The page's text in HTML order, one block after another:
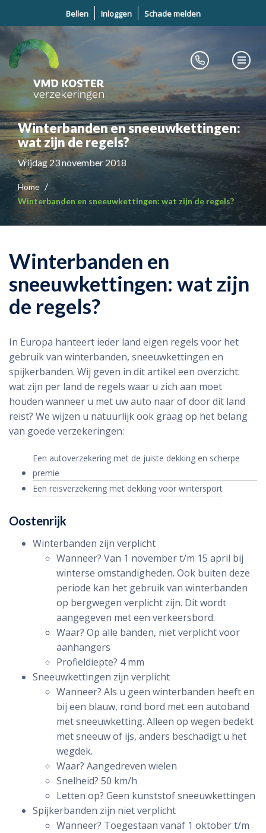
Bellen Inloggen Schade melden
Winterbanden en sneeuwkettingen:
wat zijn de regels?
Vrijdag 23 november 2018
Home
Winterbanden en sneeuwkettingen: wat zijn de regels?
Winterbanden en
sneeuwkettingen: wat zijn
de regels?
In Europa hanteert ieder land eigen regels voor het
gebruik van winterbanden, sneeuwkettingen en
spijkerbanden. Wij geven in dit artikel een overzicht:
wat zijn per land de regels waar u zich aan moet
houden wanneer u met uw auto naar of door dit land
reist? We wijzen u natuurlijk ook graag op het belang
van goede verzekeringen:
Een autoverzekering met de juiste dekking en scherpe
premie
Een reisverzekering met dekking voor wintersport
Oostenrijk
Winterbanden zijn verplicht
Wanneer? Van 1 november t/m 15 april bij
winterse omstandigheden. Ook buiten deze
periode kan het gebruik van winterbanden
op bergwegen verplicht zijn. Dit wordt
aangegeven met een verkeersbord.
Waar? Op alle banden, niet verplicht voor
aanhangers
Profieldiepte? 4 mm
Sneeuwkettingen zijn verplicht
Wanneer? Als u geen winterbanden heeft en
bij een blauw, rond bord met een autoband
met sneeuwketting. Alleen op wegen bedekt
met sneeuw of ijs, anders beschadigt u het
wegdek.
Waar? Aangedreven wielen
Snelheid? 50 km/h
Letten op? Geen kunststof sneeuwkettingen
Spijkerbanden zijn niet verplicht
Wanneer? Toegestaan vanaf 1 oktober t/m